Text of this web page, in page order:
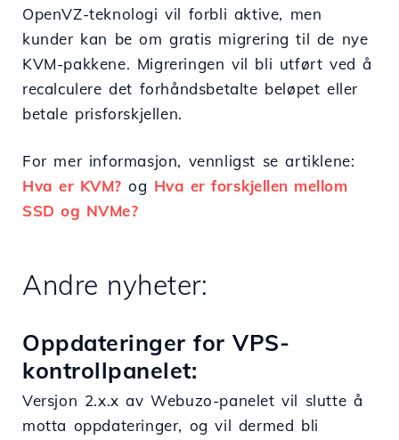
OpenVZ-teknologi vil forbli aktive, men
kunder kan be om gratis migrering til de nye
KVM-pakkene. Migreringen vil bli utført ved å
recalculere det forhåndsbetalte beløpet eller
betale prisforskjellen.
For mer informasjon, vennligst se artiklene:
Hva er KVM? og Hva er forskjellen mellom
SSD og NVMe?
Andre nyheter:
Oppdateringer for VPS-
kontrollpanelet:
Versjon 2.x.x av Webuzo-panelet vil slutte å
motta oppdateringer, og vil dermed bli